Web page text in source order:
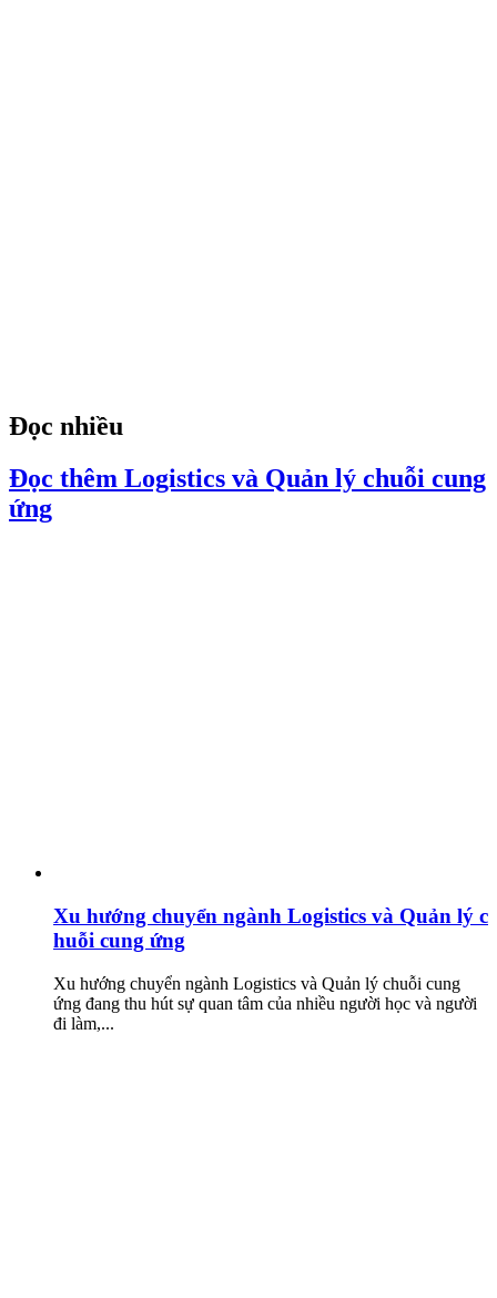
Đọc nhiều
Đọc thêm Logistics và Quản lý chuỗi cung
ứng
Xu hướng chuyển ngành Logistics và Quản lý c
huỗi cung ứng
Xu hướng chuyển ngành Logistics và Quản lý chuỗi cung
ứng đang thu hút sự quan tâm của nhiều người học và người
đi làm,...